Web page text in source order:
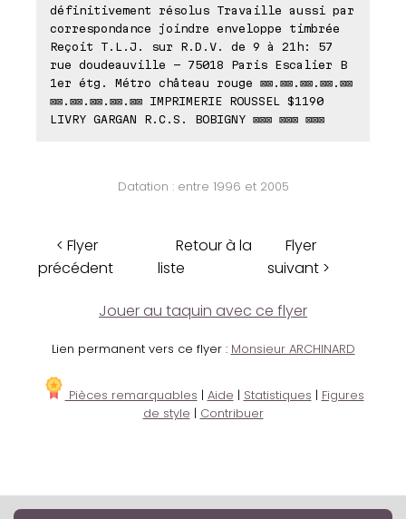
définitivement résolus Travaille aussi par
correspondance joindre enveloppe timbrée
Reçoit T.L.J. sur R.D.V. de 9 à 21h: 57
rue doudeauville - 75018 Paris Escalier B
1er étg. Métro château rouge ⊠⊠.⊠⊠.⊠⊠.⊠⊠.⊠⊠
⊠⊠.⊠⊠.⊠⊠.⊠⊠.⊠⊠ IMPRIMERIE ROUSSEL $1190
LIVRY GARGAN R.C.S. BOBIGNY ⊠⊠⊠ ⊠⊠⊠ ⊠⊠⊠
Datation : entre 1996 et 2005
< Flyer
précédent
Retour à la
liste
Flyer
suivant >
Jouer au taquin avec ce flyer
Lien permanent vers ce flyer : Monsieur ARCHINARD
Pièces remarquables | Aide | Statistiques | Figures
de style | Contribuer